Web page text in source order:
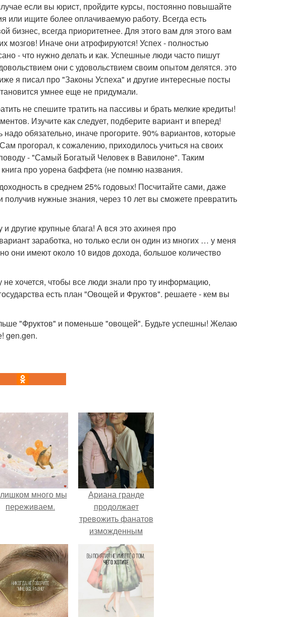
если вы юрист, пройдите курсы, постоянно повышайте
или ищите более оплачиваемую работу. Всегда есть
бизнес, всегда приоритетнее. Для этого вам для этого вам
мозгов! Иначе они атрофируются! Успех - полностью
- что нужно делать и как. Успешные люди часто пишут
они с удовольствием своим опытом делятся. это
я писал про "Законы Успеха" и другие интересные посты
умнее еще не придумали.
не спешите тратить на пассивы и брать мелкие кредиты!
Изучите как следует, подберите вариант и вперед!
обязательно, иначе прогорите. 90% вариантов, которые
прогорал, к сожалению, приходилось учиться на своих
- "Самый Богатый Человек в Вавилоне". Таким
про уорена баффета (не помню названия.
в среднем 25% годовых! Посчитайте сами, даже
получив нужные знания, через 10 лет вы сможете превратить
другие крупные блага! А вся это ахинея про
заработка, но только если он один из многих … у меня
они имеют около 10 видов дохода, большое количество
не хочется, чтобы все люди знали про ту информацию,
есть план "Овощей и Фруктов". решаете - кем вы
"Фруктов" и поменьше "овощей". Будьте успешны! Желаю
gen.gen.
много мы
пеpеживаем.
Ариана гранде
продолжает
тревожить фанатов
изможденным
Видом.